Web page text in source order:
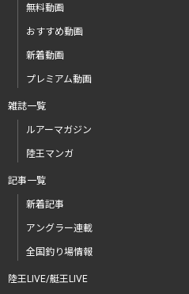
無料動画
おすすめ動画
新着動画
プレミアム動画
雑誌一覧
ルアーマガジン
陸王マンガ
記事一覧
新着記事
アングラー連載
全国釣り場情報
陸王LIVE/艇王LIVE